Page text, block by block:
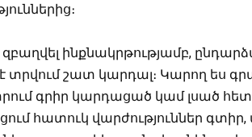
ինքնակրթությամբ,
տրվում շատ կարդալ։ Կարող ես
գրիր կարդացած կամ լսած
հատուկ վարժություններ